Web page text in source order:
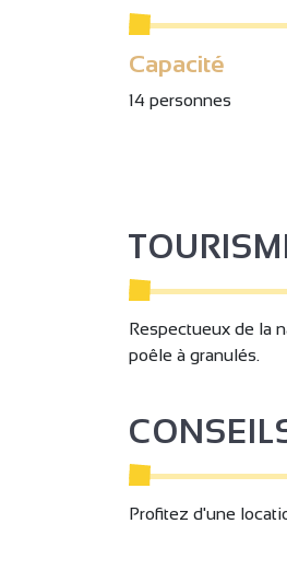
Capacité
14 personnes
Respectueux de la
poêle à granulés.
Profitez d'une